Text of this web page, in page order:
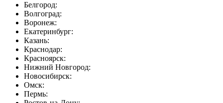
Белгород:
Волгоград:
Воронеж:
Екатеринбург:
Казань:
Краснодар:
Красноярск:
Нижний Новгород:
Новосибирск:
Омск:
Пермь: